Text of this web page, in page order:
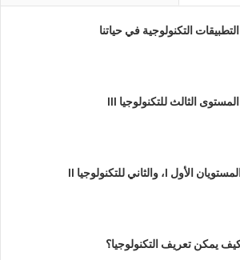
التطبيقات التكنولوجية في حياتنا
المستوى الثالث للتكنولوجيا III
المستويان الأول I، والثاني للتكنولوجيا II
يمكن تعريف التكنولوجيا؟